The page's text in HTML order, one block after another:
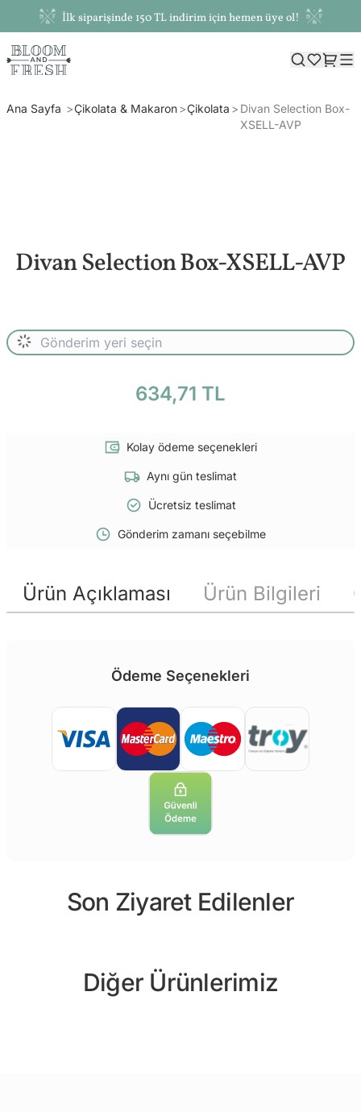
İlk siparişinde 150 TL indirim için hemen üye ol!
Ana Sayfa Çikolata & Makaron Çikolata
Divan Selection Box-
XSELL-AVP
Divan Selection Box-XSELL-AVP
634,71 TL
Kolay ödeme seçenekleri
Aynı gün teslimat
Ücretsiz teslimat
Gönderim zamanı seçebilme
Ürün Açıklaması Ürün Bilgileri
Ödeme Seçenekleri
Son Ziyaret Edilenler
Diğer Ürünlerimiz